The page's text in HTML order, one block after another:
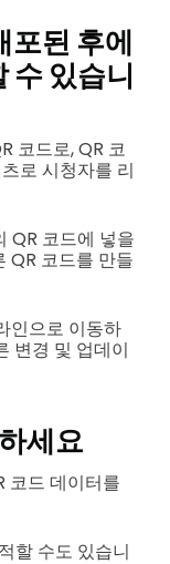
포된 후에
수 있습니
코드로, QR 코
로 시청자를 리
QR 코드에 넣을
QR 코드를 만들
인으로 이동하
변경 및 업데이
세요
코드 데이터를
할 수도 있습니